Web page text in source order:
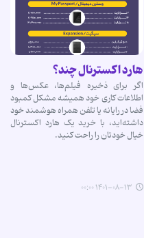
هارد اکسترنال چند؟
اگر برای ذخیره فیلم‌ها، عکس‌ها و
اطلاعات کاری خود همیشه مشکل کمبود
فضا در رایانه یا تلفن همراه هوشمند خود
داشته‌اید، با خرید یک هارد اکسترنال
خیال خودتان را راحت کنید.
۱۴۰۱-۰۸-۱۳ ۰۰:۰۰